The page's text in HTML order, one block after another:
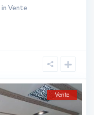
in Vente
Vente